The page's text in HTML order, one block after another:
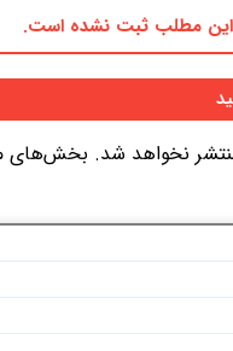
این مطلب ثبت نشده است.
نخواهد شد. بخش‌های